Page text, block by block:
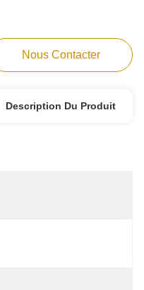
Nous Contacter
Description Du Produit